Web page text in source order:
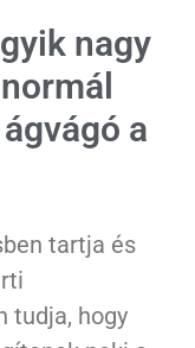
nagy
a
tartja és
tudja, hogy